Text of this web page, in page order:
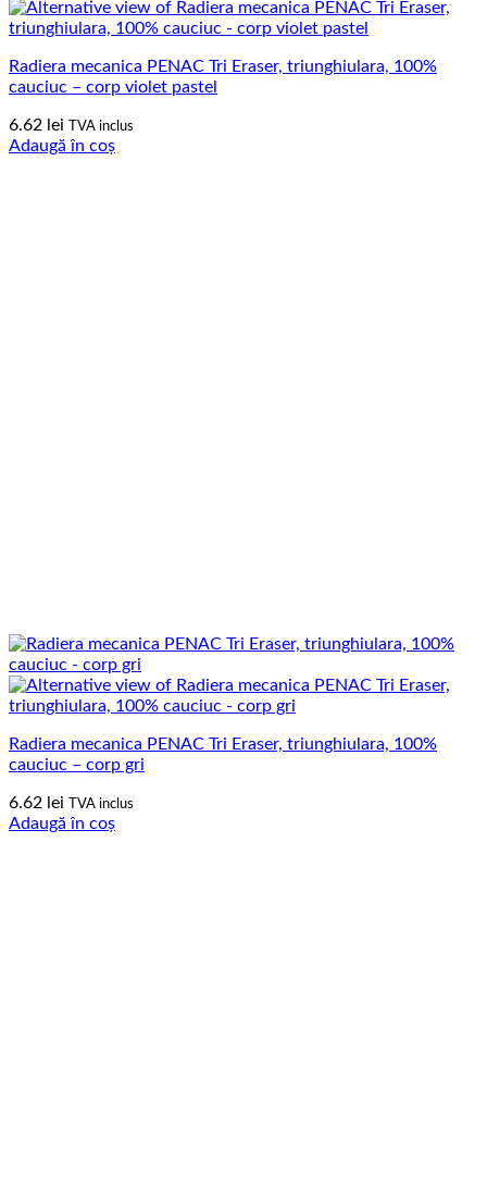
Radiera mecanica PENAC Tri Eraser, triunghiulara, 100%
cauciuc – corp violet pastel
6.62 lei TVA inclus
Adaugă în coș
Radiera mecanica PENAC Tri Eraser, triunghiulara, 100%
cauciuc – corp gri
6.62 lei TVA inclus
Adaugă în coș